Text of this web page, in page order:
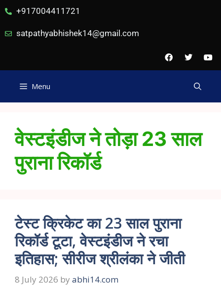
+917004411721
satpathyabhishek14@gmail.com
Menu
वेस्टइंडीज ने तोड़ा 23 साल
पुराना रिकॉर्ड
टेस्ट क्रिकेट का 23 साल पुराना
रिकॉर्ड टूटा, वेस्टइंडीज ने रचा
इतिहास; सीरीज श्रीलंका ने जीती
8 July 2026 by abhi14.com